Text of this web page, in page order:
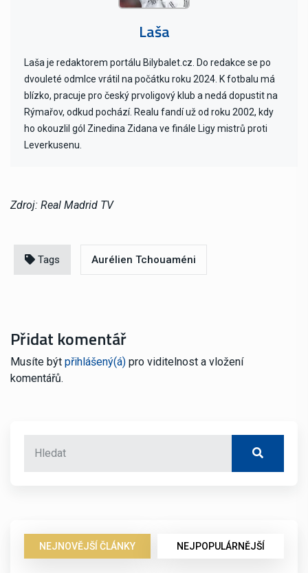
Laša
Laša je redaktorem portálu Bilybalet.cz. Do redakce se po
dvouleté odmlce vrátil na počátku roku 2024. K fotbalu má
blízko, pracuje pro český prvoligový klub a nedá dopustit na
Rýmařov, odkud pochází. Realu fandí už od roku 2002, kdy
ho okouzlil gól Zinedina Zidana ve finále Ligy mistrů proti
Leverkusenu.
Zdroj: Real Madrid TV
Tags Aurélien Tchouaméni
Přidat komentář
Musíte být přihlášený(á) pro viditelnost a vložení
komentářů.
NEJNOVĚJŠÍ ČLÁNKY NEJPOPULÁRNĚJŠÍ